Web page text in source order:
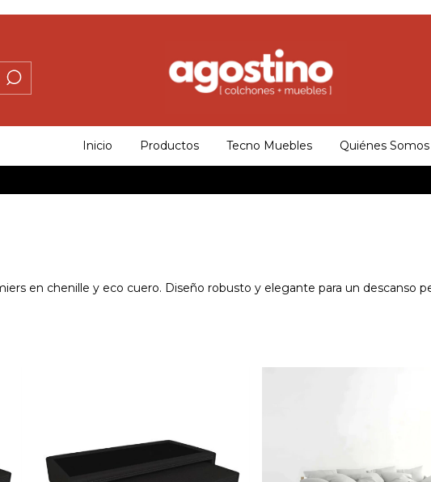
Inicio Productos Tecno Muebles Quiénes Somos
en chenille y eco cuero. Diseño robusto y elegante para un descanso